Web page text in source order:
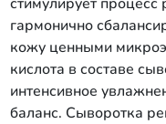
гармонично
кожу ценными
кислота в составе
интенсивное
баланс. Сыворотка